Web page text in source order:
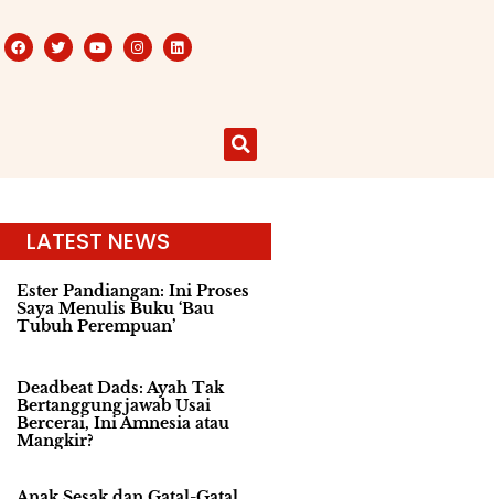
LATEST NEWS
Ester Pandiangan: Ini Proses
Saya Menulis Buku ‘Bau
Tubuh Perempuan’
Deadbeat Dads: Ayah Tak
Bertanggungjawab Usai
Bercerai, Ini Amnesia atau
Mangkir?